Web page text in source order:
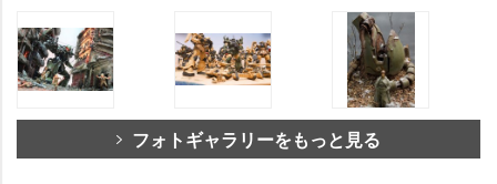
フォトギャラリーをもっと見る